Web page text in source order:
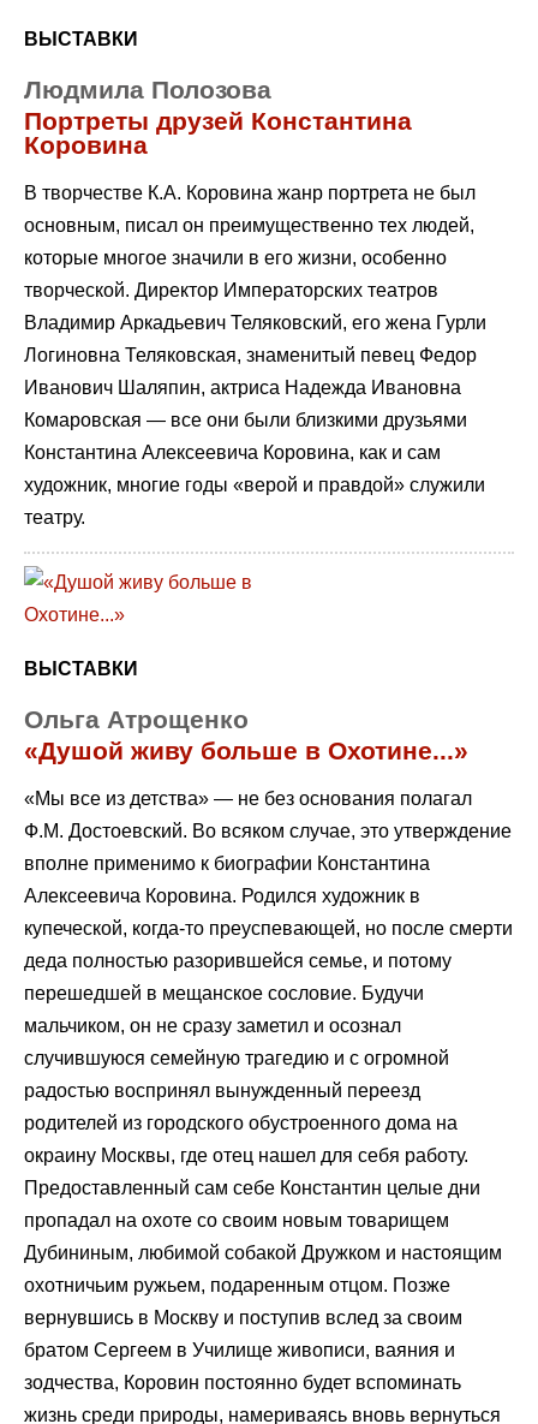
ВЫСТАВКИ
Людмила Полозова
Портреты друзей Константина
Коровина
В творчестве К.А. Коровина жанр портрета не был
основным, писал он преимущественно тех людей,
которые многое значили в его жизни, особенно
творческой. Директор Императорских театров
Владимир Аркадьевич Теляковский, его жена Гурли
Логиновна Теляковская, знаменитый певец Федор
Иванович Шаляпин, актриса Надежда Ивановна
Комаровская — все они были близкими друзьями
Константина Алексеевича Коровина, как и сам
художник, многие годы «верой и правдой» служили
театру.
ВЫСТАВКИ
Ольга Атрощенко
«Душой живу больше в Охотине...»
«Мы все из детства» — не без основания полагал
Ф.М. Достоевский. Во всяком случае, это утверждение
вполне применимо к биографии Константина
Алексеевича Коровина. Родился художник в
купеческой, когда-то преуспевающей, но после смерти
деда полностью разорившейся семье, и потому
перешедшей в мещанское сословие. Будучи
мальчиком, он не сразу заметил и осознал
случившуюся семейную трагедию и с огромной
радостью воспринял вынужденный переезд
родителей из городского обустроенного дома на
окраину Москвы, где отец нашел для себя работу.
Предоставленный сам себе Константин целые дни
пропадал на охоте со своим новым товарищем
Дубининым, любимой собакой Дружком и настоящим
охотничьим ружьем, подаренным отцом. Позже
вернувшись в Москву и поступив вслед за своим
братом Сергеем в Училище живописи, ваяния и
зодчества, Коровин постоянно будет вспоминать
жизнь среди природы, намериваясь вновь вернуться